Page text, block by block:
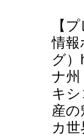
【
情報
グ
ナ州
キ
産
カ